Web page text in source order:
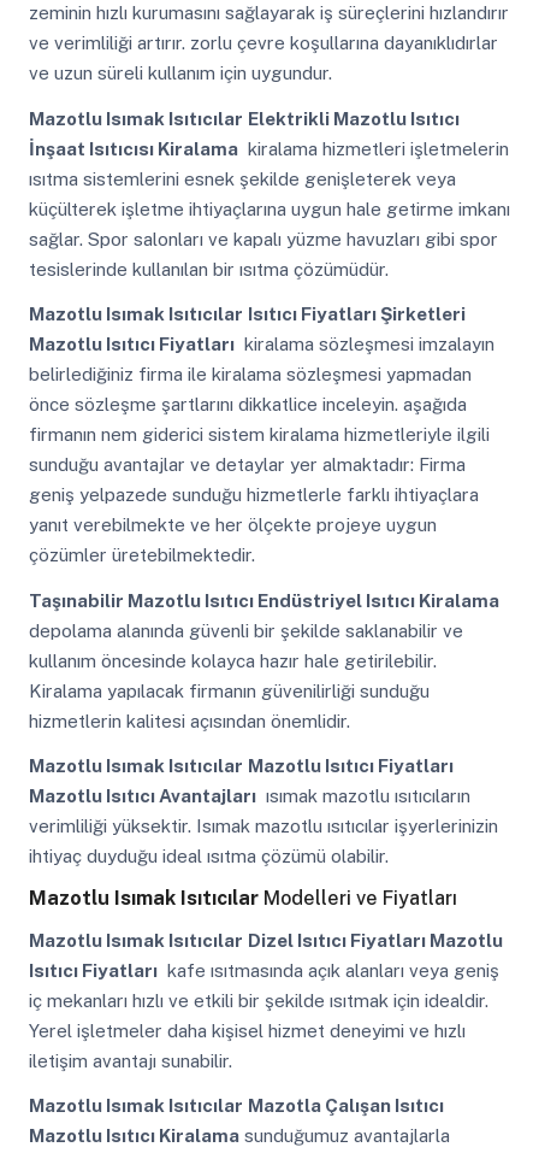
zeminin hızlı kurumasını sağlayarak iş süreçlerini hızlandırır
ve verimliliği artırır. zorlu çevre koşullarına dayanıklıdırlar
ve uzun süreli kullanım için uygundur.
Mazotlu Isımak Isıtıcılar Elektrikli Mazotlu Isıtıcı
İnşaat Isıtıcısı Kiralamakiralama hizmetleri işletmelerin
ısıtma sistemlerini esnek şekilde genişleterek veya
küçülterek işletme ihtiyaçlarına uygun hale getirme imkanı
sağlar. Spor salonları ve kapalı yüzme havuzları gibi spor
tesislerinde kullanılan bir ısıtma çözümüdür.
Mazotlu Isımak Isıtıcılar Isıtıcı Fiyatları Şirketleri
Mazotlu Isıtıcı Fiyatlarıkiralama sözleşmesi imzalayın
belirlediğiniz firma ile kiralama sözleşmesi yapmadan
önce sözleşme şartlarını dikkatlice inceleyin. aşağıda
firmanın nem giderici sistem kiralama hizmetleriyle ilgili
sunduğu avantajlar ve detaylar yer almaktadır: Firma
geniş yelpazede sunduğu hizmetlerle farklı ihtiyaçlara
yanıt verebilmekte ve her ölçekte projeye uygun
çözümler üretebilmektedir.
Taşınabilir Mazotlu Isıtıcı Endüstriyel Isıtıcı Kiralama
depolama alanında güvenli bir şekilde saklanabilir ve
kullanım öncesinde kolayca hazır hale getirilebilir.
Kiralama yapılacak firmanın güvenilirliği sunduğu
hizmetlerin kalitesi açısından önemlidir.
Mazotlu Isımak Isıtıcılar Mazotlu Isıtıcı Fiyatları
Mazotlu Isıtıcı Avantajlarıısımak mazotlu ısıtıcıların
verimliliği yüksektir. Isımak mazotlu ısıtıcılar işyerlerinizin
ihtiyaç duyduğu ideal ısıtma çözümü olabilir.
Mazotlu Isımak IsıtıcılarModelleri ve Fiyatları
Mazotlu Isımak Isıtıcılar Dizel Isıtıcı Fiyatları Mazotlu
Isıtıcı Fiyatlarıkafe ısıtmasında açık alanları veya geniş
iç mekanları hızlı ve etkili bir şekilde ısıtmak için idealdir.
Yerel işletmeler daha kişisel hizmet deneyimi ve hızlı
iletişim avantajı sunabilir.
Mazotlu Isımak Isıtıcılar Mazotla Çalışan Isıtıcı
Mazotlu Isıtıcı Kiralamasunduğumuz avantajlarla